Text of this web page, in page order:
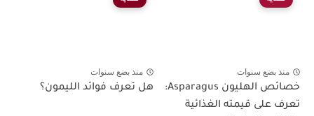
منذ بضع سنوات
خصائص الهليون Asparagus:
تعرف على قيمته الغذائية
منذ بضع سنوات
هل تعرف فوائد الليمون؟